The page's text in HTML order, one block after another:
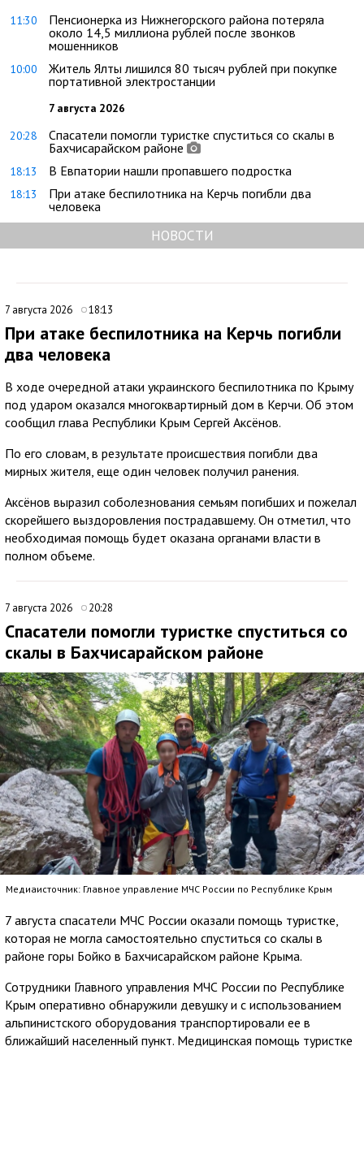
11:30
Пенсионерка из Нижнегорского района потеряла
около 14,5 миллиона рублей после звонков
мошенников
10:00
Житель Ялты лишился 80 тысяч рублей при покупке
портативной электростанции
7 августа 2026
20:28
Спасатели помогли туристке спуститься со скалы в
Бахчисарайском районе
18:13 В Евпатории нашли пропавшего подростка
18:13
При атаке беспилотника на Керчь погибли два
человека
НОВОСТИ
7 августа 2026 18:13
При атаке беспилотника на Керчь погибли
два человека
В ходе очередной атаки украинского беспилотника по Крыму
под ударом оказался многоквартирный дом в Керчи. Об этом
сообщил глава Республики Крым Сергей Аксёнов.
По его словам, в результате происшествия погибли два
мирных жителя, еще один человек получил ранения.
Аксёнов выразил соболезнования семьям погибших и пожелал
скорейшего выздоровления пострадавшему. Он отметил, что
необходимая помощь будет оказана органами власти в
полном объеме.
7 августа 2026 20:28
Спасатели помогли туристке спуститься со
скалы в Бахчисарайском районе
Медиаисточник: Главное управление МЧС России по Республике Крым
7 августа спасатели МЧС России оказали помощь туристке,
которая не могла самостоятельно спуститься со скалы в
районе горы Бойко в Бахчисарайском районе Крыма.
Сотрудники Главного управления МЧС России по Республике
Крым оперативно обнаружили девушку и с использованием
альпинистского оборудования транспортировали ее в
ближайший населенный пункт. Медицинская помощь туристке